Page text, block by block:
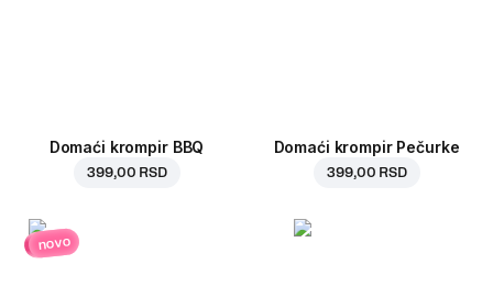
Domaći krompir BBQ
399,00 RSD
Domaći krompir Pečurke
399,00 RSD
novo